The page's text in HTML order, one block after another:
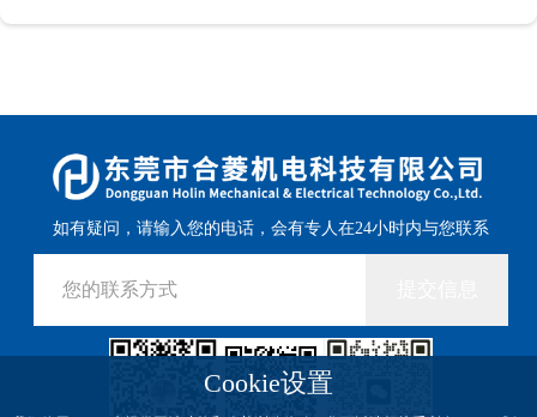
Cookie设置
如有疑问，请输入您的电话，会有专人在24小时内与您联系